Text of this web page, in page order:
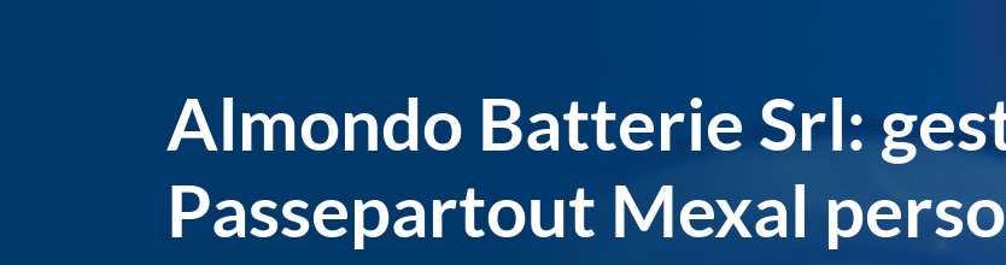
Almondo Batterie Srl:
Passepartout Mexal